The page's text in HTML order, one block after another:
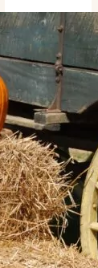
Kategorien
Archiv
Archiv